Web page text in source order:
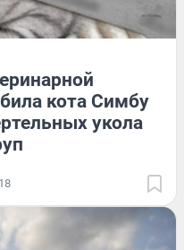
кота Симбу
укола
18